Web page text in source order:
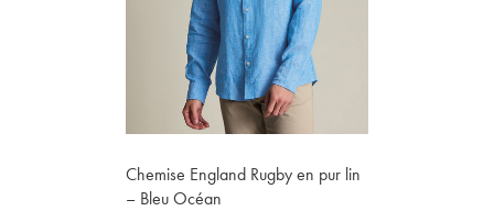
Chemise England Rugby en pur lin
– Bleu Océan